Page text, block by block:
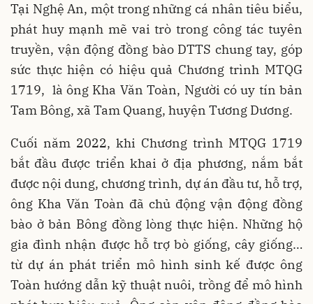
Tại Nghệ An, một trong những cá nhân tiêu biểu,
phát huy mạnh mẽ vai trò trong công tác tuyên
truyền, vận động đồng bào DTTS chung tay, góp
sức thực hiện có hiệu quả Chương trình MTQG
1719, là ông Kha Văn Toàn, Người có uy tín bản
Tam Bông, xã Tam Quang, huyện Tương Dương.
Cuối năm 2022, khi Chương trình MTQG 1719
bắt đầu được triển khai ở địa phương, nắm bắt
được nội dung, chương trình, dự án đầu tư, hỗ trợ,
ông Kha Văn Toàn đã chủ động vận động đồng
bào ở bản Bông đồng lòng thực hiện. Những hộ
gia đình nhận được hỗ trợ bò giống, cây giống…
từ dự án phát triển mô hình sinh kế được ông
Toàn hướng dẫn kỹ thuật nuôi, trồng để mô hình